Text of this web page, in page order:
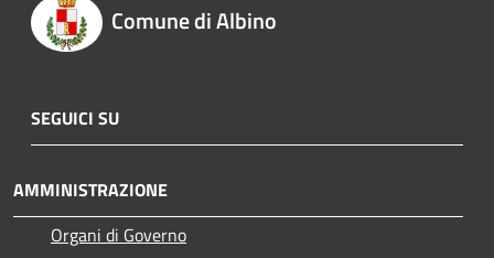
Comune di Albino
SEGUICI SU
AMMINISTRAZIONE
Organi di Governo